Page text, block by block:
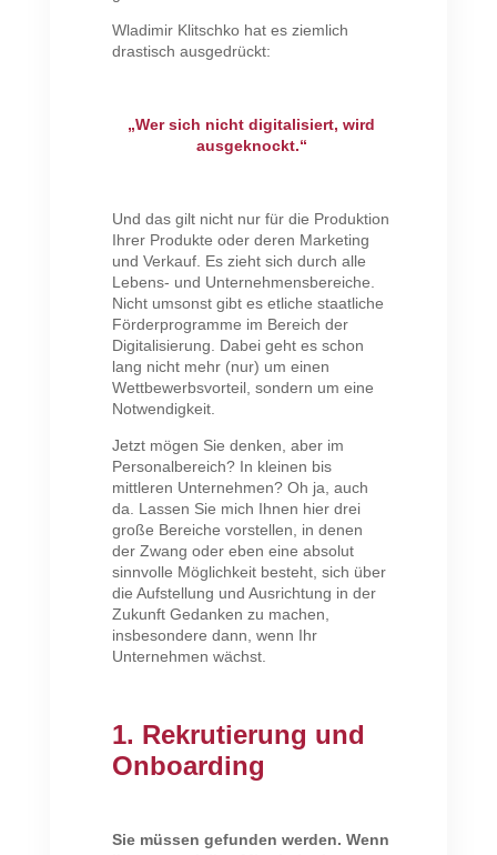
Wladimir Klitschko hat es ziemlich
drastisch ausgedrückt:
„Wer sich nicht digitalisiert, wird
ausgeknockt.“
Und das gilt nicht nur für die Produktion
Ihrer Produkte oder deren Marketing
und Verkauf. Es zieht sich durch alle
Lebens- und Unternehmensbereiche.
Nicht umsonst gibt es etliche staatliche
Förderprogramme im Bereich der
Digitalisierung. Dabei geht es schon
lang nicht mehr (nur) um einen
Wettbewerbsvorteil, sondern um eine
Notwendigkeit.
Jetzt mögen Sie denken, aber im
Personalbereich? In kleinen bis
mittleren Unternehmen? Oh ja, auch
da. Lassen Sie mich Ihnen hier drei
große Bereiche vorstellen, in denen
der Zwang oder eben eine absolut
sinnvolle Möglichkeit besteht, sich über
die Aufstellung und Ausrichtung in der
Zukunft Gedanken zu machen,
insbesondere dann, wenn Ihr
Unternehmen wächst.
1. Rekrutierung und
Onboarding
Sie müssen gefunden werden. Wenn